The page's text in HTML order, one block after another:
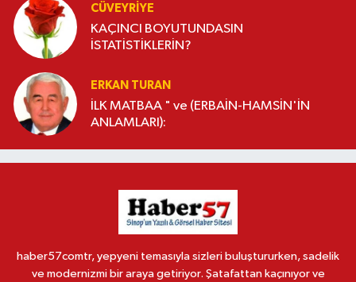
CÜVEYRIYE
KAÇINCI BOYUTUNDASIN
İSTATİSTİKLERİN?
ERKAN TURAN
İLK MATBAA " ve (ERBAİN-HAMSİN'İN
ANLAMLARI):
haber57comtr, yepyeni temasıyla sizleri buluştururken, sadelik
ve modernizmi bir araya getiriyor. Şatafattan kaçınıyor ve